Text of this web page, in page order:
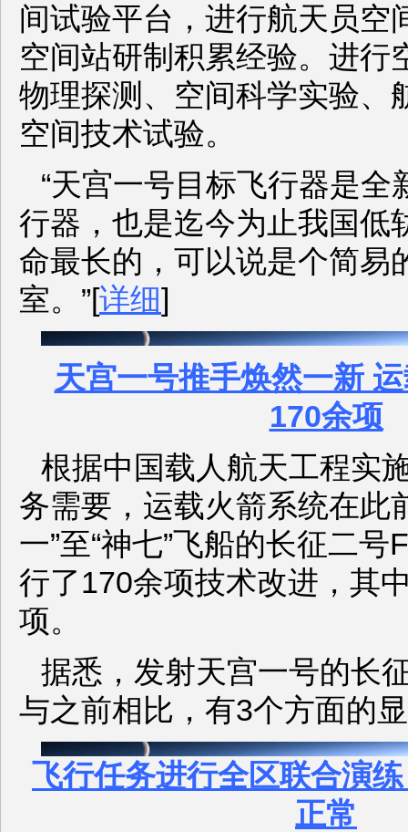
间试验平台，进行航天员空
空间站研制积累经验。进行
物理探测、空间科学实验、
空间技术试验。
“天宫一号目标飞行器是全
行器，也是迄今为止我国低
命最长的，可以说是个简易
室。”[详细]
天宫一号推手焕然一新
170余项
根据中国载人航天工程实
务需要，运载火箭系统在此
一”至“神七”飞船的长征二
行了170余项技术改进，其
项。
据悉，发射天宫一号的长
与之前相比，有3个方面的
飞行任务进行全区联合演
正常